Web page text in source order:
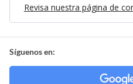
Revisa nuestra página de
Síguenos en: